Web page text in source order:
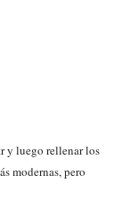
y luego rellenar los
modernas, pero